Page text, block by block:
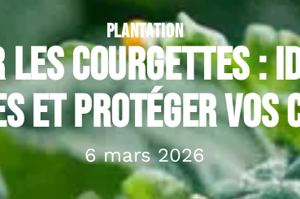
PLANTATION
les courgettes :
et protéger vos
6 mars 2026